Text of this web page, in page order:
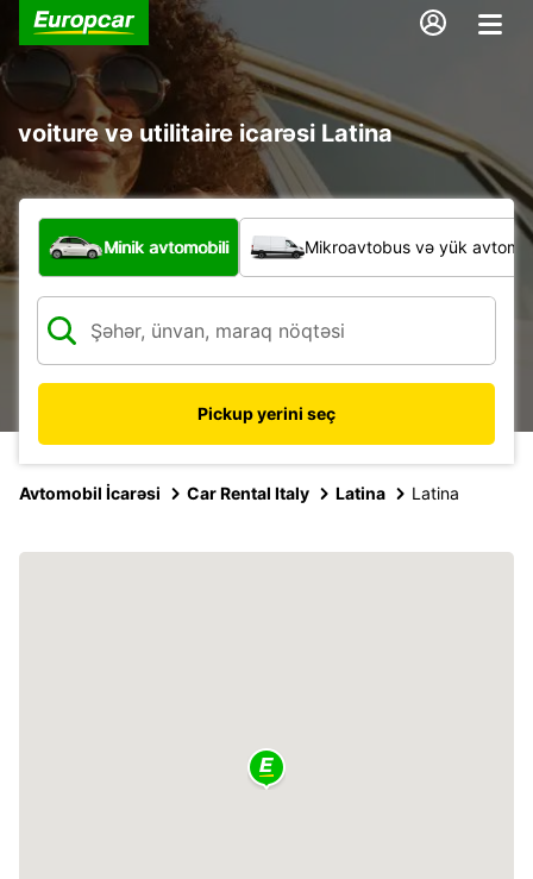
voiture və utilitaire icarəsi Latina
Hansı növ nəqliyyat vasitəsi?
Minik avtomobili Mikroavtobus və yük
Pickup yerini seç
Avtomobil İcarəsi Car Rental Italy Latina Latina